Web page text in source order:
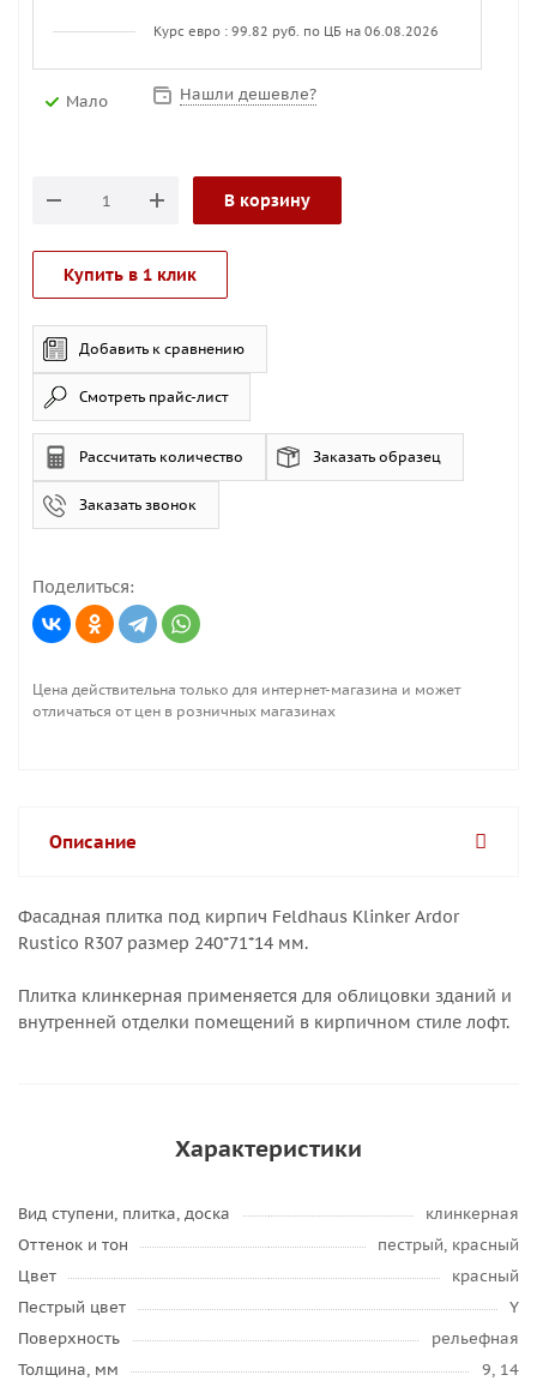
Курс евро : 99.82 руб. по ЦБ на 06.08.2026
Мало Нашли дешевле?
В корзину
Купить в 1 клик
Смотреть прайс-лист
Добавить к сравнению
Рассчитать количество Заказать образец
Заказать звонок
Поделиться:
Цена действительна только для интернет-магазина и может
отличаться от цен в розничных магазинах
Описание
Фасадная плитка под кирпич Feldhaus Klinker Ardor
Rustico R307 размер 240*71*14 мм.
Плитка клинкерная применяется для облицовки зданий и
внутренней отделки помещений в кирпичном стиле лофт.
Характеристики
Вид ступени, плитка, доска
клинкерная
Оттенок и тон
пестрый, красный
Цвет
красный
Пестрый цвет
Y
Поверхность
рельефная
Толщина, мм
9, 14